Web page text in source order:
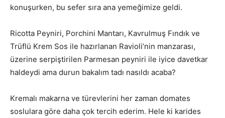
konuşurken, bu sefer sıra ana yemeğimize geldi.
Ricotta Peyniri, Porchini Mantarı, Kavrulmuş Fındık ve
Trüflü Krem Sos ile hazırlanan Ravioli’nin manzarası,
üzerine serpiştirilen Parmesan peyniri ile iyice davetkar
haldeydi ama durun bakalım tadı nasıldı acaba?
Kremalı makarna ve türevlerini her zaman domates
soslulara göre daha çok tercih ederim. Hele ki karides